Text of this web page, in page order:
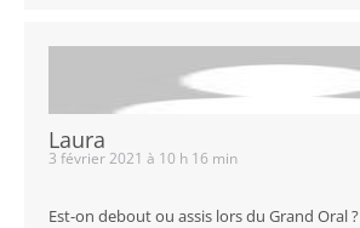
Laura
3 février 2021 à 10 h 16 min
Est-on debout ou assis lors du Grand Oral ?